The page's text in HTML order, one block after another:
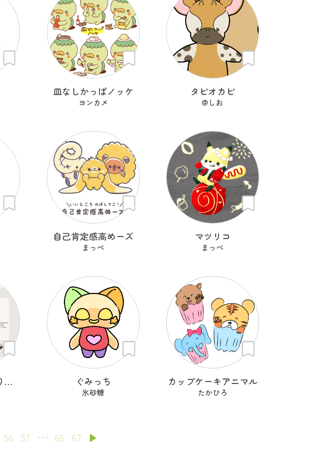
皿なしかっぱノッケ
ヨンカメ
タピオカピ
@しお
自己肯定感高めーズ
まっぺ
マツリコ
まっぺ
わそちゃん と とりちゃん ぐみっち
氷砂糖
カップケーキアニマル
たかひろ
56 57 66 67